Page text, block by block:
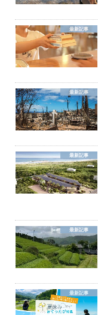
最新記事
最新記事
最新記事
最新記事
最新記事